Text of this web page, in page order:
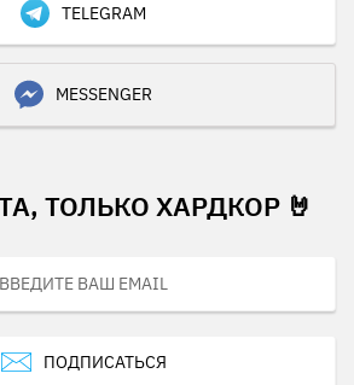
TELEGRAM
MESSENGER
ТОЛЬКО ХАРДКОР 🤘
ПОДПИСАТЬСЯ